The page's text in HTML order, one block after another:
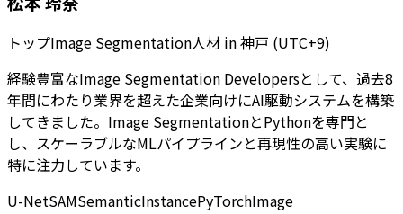
トップImage Segmentation人材 in神戸 (UTC+9)
経験豊富なImage Segmentation Developersとして、過去8
年間にわたり業界を超えた企業向けにAI駆動システムを構築
してきました。Image SegmentationとPythonを専門と
し、スケーラブルなMLパイプラインと再現性の高い実験に
特に注力しています。
U-NetSAMSemanticInstancePyTorchImage